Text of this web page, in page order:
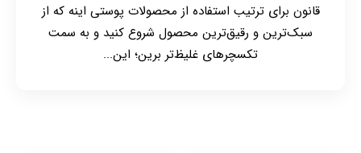
قانون برای ترتیب استفاده از محصولات پوستی اینه که از
سبک‌ترین و رقیق‌ترین محصول شروع کنید و به سمت
تکسچرهای غلیظ‌تر برین؛ این...